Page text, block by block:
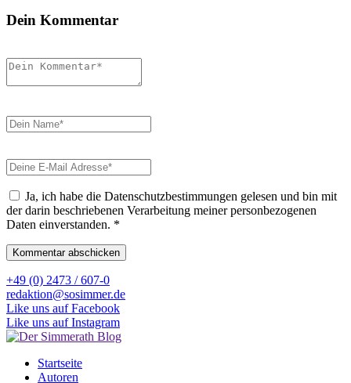
Dein Kommentar
Ja, ich habe die Datenschutzbestimmungen gelesen und bin mit
der darin beschriebenen Verarbeitung meiner personbezogenen
Daten einverstanden. *
+49 (0) 2473 / 607-0
redaktion@sosimmer.de
Like uns auf Facebook
Like uns auf Instagram
Startseite
Autoren